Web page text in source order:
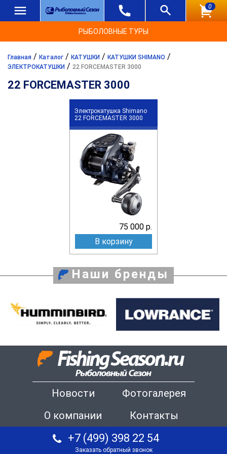
0
РЫБОЛОВНЫЕ ТУРЫ
Главная / Каталог / КАТУШКИ / КАТУШКИ SHIMANO /
ЭЛЕКТРОКАТУШКИ / 22 FORCEMASTER 3000
22 FORCEMASTER 3000
Электрокатушка Shimano
22 FORCEMASTER 3000
75 000 р.
В корзину
Наши бренды
Новости
Фотогалерея
О компании
Контакты
+7 (499) 398 22 54
Заказать обратный звонок